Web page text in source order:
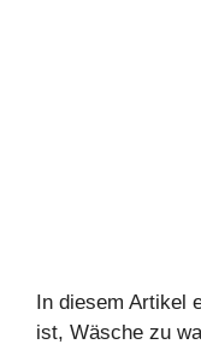
In diesem Artikel
ist, Wäsche zu